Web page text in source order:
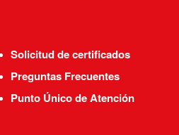
Solicitud de certificados
Preguntas Frecuentes
Punto Único de Atención